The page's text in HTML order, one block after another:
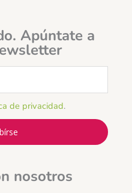
Apúntate a
de privacidad.
nosotros